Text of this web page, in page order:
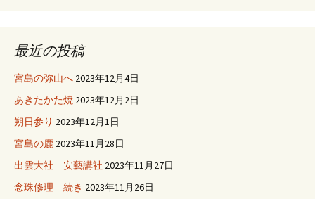
最近の投稿
宮島の弥山へ 2023年12月4日
あきたかた焼 2023年12月2日
朔日参り 2023年12月1日
宮島の鹿 2023年11月28日
出雲大社 安藝講社 2023年11月27日
念珠修理 続き 2023年11月26日